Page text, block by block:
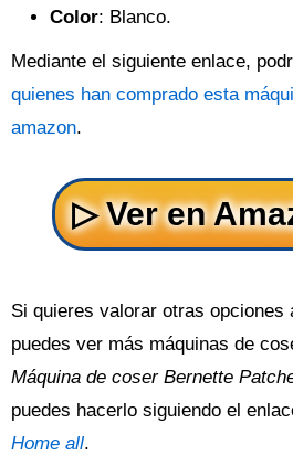
Color: Blanco.
Mediante el siguiente enlace,
quienes han comprado esta
amazon.
Si quieres valorar otras opciones
puedes ver más máquinas de
Máquina de coser Bernette
puedes hacerlo siguiendo el
Home all.